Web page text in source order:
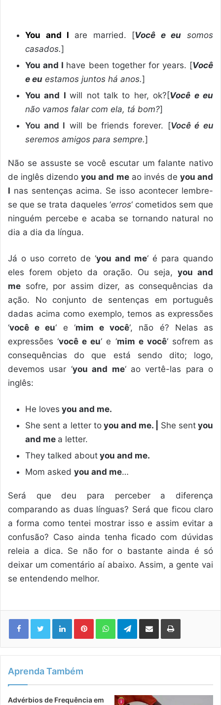
You and I are married. [Você e eu somos
casados.]
You and I have been together for years. [Você
e eu estamos juntos há anos.]
You and Iwill not talk to her, ok?[Você e eu
não vamos falar com ela, tá bom?]
You and I will be friends forever. [Você é eu
seremos amigos para sempre.]
Não se assuste se você escutar um falante nativo
de inglês dizendoyou and meao invés de you and
I nas sentenças acima. Se isso acontecer lembre-
se que se trata daqueles ‘erros‘ cometidos sem que
ninguém percebe e acaba se tornando natural no
dia a dia da língua.
Já o uso correto de ‘you and me‘ é para quando
eles forem objeto da oração. Ou seja, you and
me sofre, por assim dizer, as consequências da
ação. No conjunto de sentenças em português
dadas acima como exemplo, temos as expressões
‘você e eu‘ e ‘mim e você‘, não é? Nelas as
expressões ‘você e eu‘ e ‘mim e você‘ sofrem as
consequências do que está sendo dito; logo,
devemos usar ‘you and me‘ ao vertê-las para o
inglês:
He loves you and me.
She sent a letter toyou and me. | She sentyou
and me a letter.
They talked about you and me.
Mom asked you and me…
Será que deu para perceber a diferença
comparando as duas línguas? Será que ficou claro
a forma como tentei mostrar isso e assim evitar a
confusão? Caso ainda tenha ficado com dúvidas
releia a dica. Se não for o bastante ainda é só
deixar um comentário aí abaixo. Assim, a gente vai
se entendendo melhor.
LinkedinPinterestWhatsAppTelegram
Compartilhar via e-mail Imprimir
Aprenda Também
Advérbios de Frequência em